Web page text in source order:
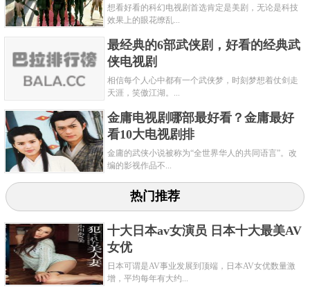
想看好看的科幻电视剧首选肯定是美剧，无论是科技
效果上的眼花缭乱...
最经典的6部武侠剧，好看的经典武
侠电视剧
相信每个人心中都有一个武侠梦，时刻梦想着仗剑走
天涯，笑傲江湖。...
金庸电视剧哪部最好看？金庸最好
看10大电视剧排
金庸的武侠小说被称为“全世界华人的共同语言”。改
编的影视作品不...
热门推荐
十大日本av女演员 日本十大最美AV
女优
日本可谓是AV事业发展到顶端，日本AV女优数量激
增，平均每年有大约...